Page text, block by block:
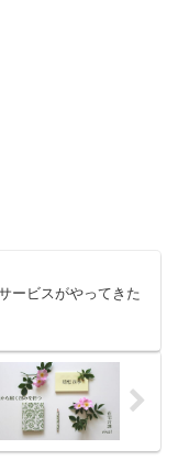
ービスがやってきた